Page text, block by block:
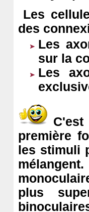
Les
des
Les
sur la
Les
première
les stimuli
plus